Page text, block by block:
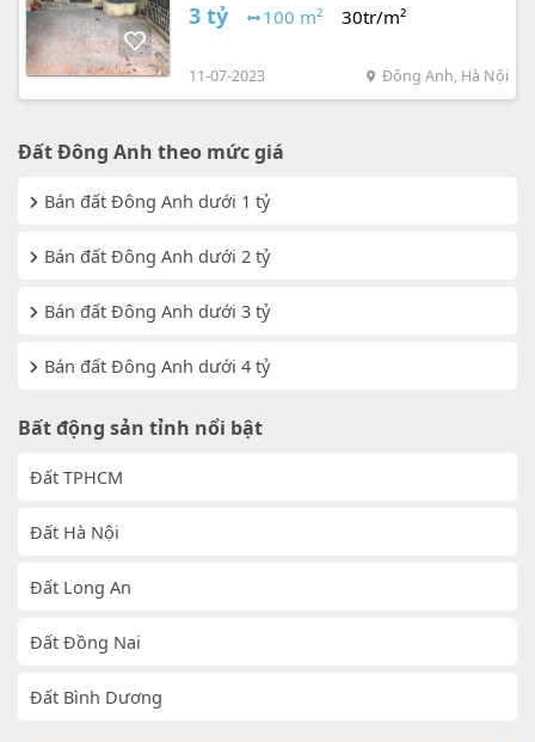
3 tỷ 100 m² 30tr/m²
11-07-2023 Đông Anh, Hà Nội
Đất Đông Anh theo mức giá
Bán đất Đông Anh dưới 1 tỷ
Bán đất Đông Anh dưới 2 tỷ
Bán đất Đông Anh dưới 3 tỷ
Bán đất Đông Anh dưới 4 tỷ
Bất động sản tỉnh nổi bật
Đất TPHCM
Đất Hà Nội
Đất Long An
Đất Đồng Nai
Đất Bình Dương